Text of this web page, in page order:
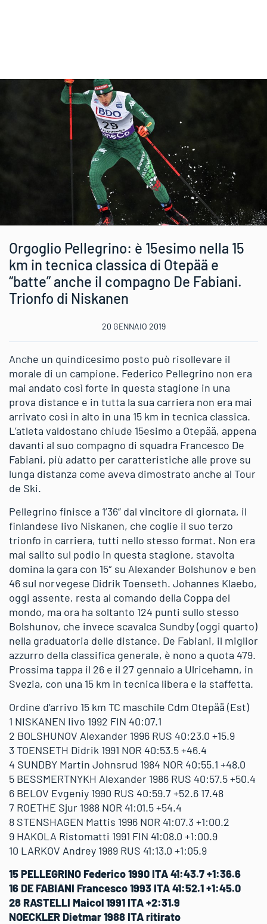
Orgoglio Pellegrino: è 15esimo nella 15
km in tecnica classica di Otepää e
“batte” anche il compagno De Fabiani.
Trionfo di Niskanen
20 GENNAIO 2019
Anche un quindicesimo posto può risollevare il
morale di un campione. Federico Pellegrino non era
mai andato così forte in questa stagione in una
prova distance e in tutta la sua carriera non era mai
arrivato così in alto in una 15 km in tecnica classica.
L’atleta valdostano chiude 15esimo a Otepää, appena
davanti al suo compagno di squadra Francesco De
Fabiani, più adatto per caratteristiche alle prove su
lunga distanza come aveva dimostrato anche al Tour
de Ski.
Pellegrino finisce a 1’36” dal vincitore di giornata, il
finlandese Iivo Niskanen, che coglie il suo terzo
trionfo in carriera, tutti nello stesso format. Non era
mai salito sul podio in questa stagione, stavolta
domina la gara con 15″ su Alexander Bolshunov e ben
46 sul norvegese Didrik Toenseth. Johannes Klaebo,
oggi assente, resta al comando della Coppa del
mondo, ma ora ha soltanto 124 punti sullo stesso
Bolshunov, che invece scavalca Sundby (oggi quarto)
nella graduatoria delle distance. De Fabiani, il miglior
azzurro della classifica generale, è nono a quota 479.
Prossima tappa il 26 e il 27 gennaio a Ulricehamn, in
Svezia, con una 15 km in tecnica libera e la staffetta.
Ordine d’arrivo 15 km TC maschile Cdm Otepää (Est)
1 NISKANEN Iivo 1992 FIN 40:07.1
2 BOLSHUNOV Alexander 1996 RUS 40:23.0 +15.9
3 TOENSETH Didrik 1991 NOR 40:53.5 +46.4
4 SUNDBY Martin Johnsrud 1984 NOR 40:55.1 +48.0
5 BESSMERTNYKH Alexander 1986 RUS 40:57.5 +50.4
6 BELOV Evgeniy 1990 RUS 40:59.7 +52.6 17.48
7 ROETHE Sjur 1988 NOR 41:01.5 +54.4
8 STENSHAGEN Mattis 1996 NOR 41:07.3 +1:00.2
9 HAKOLA Ristomatti 1991 FIN 41:08.0 +1:00.9
10 LARKOV Andrey 1989 RUS 41:13.0 +1:05.9
15 PELLEGRINO Federico 1990 ITA 41:43.7 +1:36.6
16 DE FABIANI Francesco 1993 ITA 41:52.1 +1:45.0
28 RASTELLI Maicol 1991 ITA +2:31.9
NOECKLER Dietmar 1988 ITA ritirato